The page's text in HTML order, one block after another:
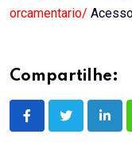
orcamentario/
Compartilhe: